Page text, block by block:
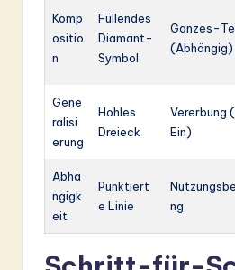
Komp
ositio
n
Füllendes
Diamant-
Symbol
Ganzes-
(Abhängig)
Gene
ralisi
erung
Hohles
Dreieck
Vererbung
Ein)
Abhä
ngigk
eit
Punktiert
e Linie
ng